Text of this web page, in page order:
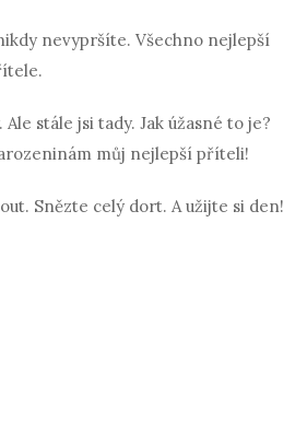
nevypršíte. Všechno nejlepší
stále jsi tady. Jak úžasné to je?
můj nejlepší příteli!
Snězte celý dort. A užijte si den!